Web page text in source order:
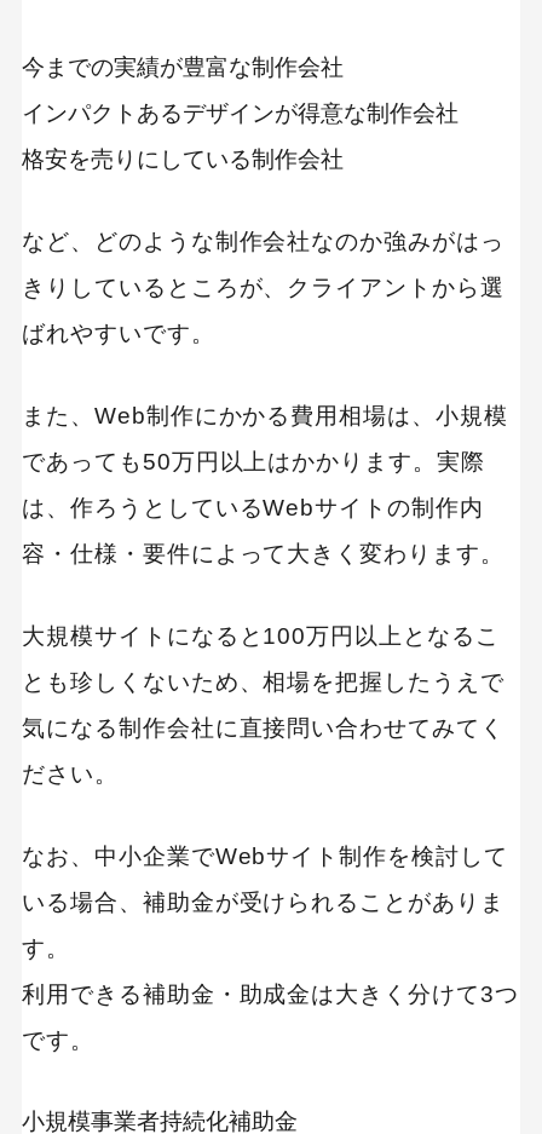
キーワードから記事を検索
検索する
山形県の近隣のWeb制作会社
今までの実績が豊富な制作会社
インパクトあるデザインが得意な制作会社
格安を売りにしている制作会社
など、どのような制作会社なのか強みがはっ
きりしているところが、クライアントから選
ばれやすいです。
また、Web制作にかかる費用相場は、小規模
であっても50万円以上はかかります。実際
は、作ろうとしているWebサイトの制作内
容・仕様・要件によって大きく変わります。
大規模サイトになると100万円以上となるこ
とも珍しくないため、相場を把握したうえで
気になる制作会社に直接問い合わせてみてく
ださい。
なお、中小企業でWebサイト制作を検討して
いる場合、補助金が受けられることがありま
す。
利用できる補助金・助成金は大きく分けて3つ
です。
小規模事業者持続化補助金